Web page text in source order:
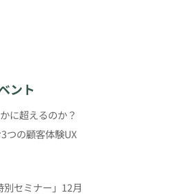
ント
に超えるのか？
つの顧客体験UX
セミナー」12月